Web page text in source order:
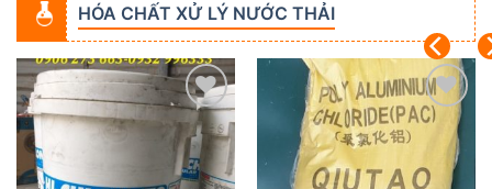
HÓA CHẤT XỬ LÝ NƯỚC THẢI
Add to
wishlist
Add to
wishlist